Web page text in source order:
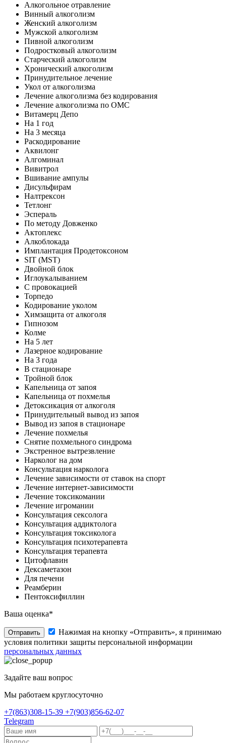
Алкогольное отравление
Винный алкоголизм
Женский алкоголизм
Мужской алкоголизм
Пивной алкоголизм
Подростковый алкоголизм
Старческий алкоголизм
Хронический алкоголизм
Принудительное лечение
Укол от алкоголизма
Лечение алкоголизма без кодирования
Лечение алкоголизма по ОМС
Витамерц Депо
На 1 год
На 3 месяца
Раскодирование
Аквилонг
Алгоминал
Вивитрол
Вшивание ампулы
Дисульфирам
Налтрексон
Тетлонг
Эспераль
По методу Довженко
Актоплекс
Алкоблокада
Имплантация Продетоксоном
SIT (MST)
Двойной блок
Иглоукалыванием
С провокацией
Торпедо
Кодирование уколом
Химзащита от алкоголя
Гипнозом
Колме
На 5 лет
Лазерное кодирование
На 3 года
В стационаре
Тройной блок
Капельница от запоя
Капельница от похмелья
Детоксикация от алкоголя
Принудительный вывод из запоя
Вывод из запоя в стационаре
Лечение похмелья
Снятие похмельного синдрома
Экстренное вытрезвление
Нарколог на дом
Консультация нарколога
Лечение зависимости от ставок на спорт
Лечение интернет-зависимости
Лечение токсикомании
Лечение игромании
Консультация сексолога
Консультация аддиктолога
Консультация токсиколога
Консультация психотерапевта
Консультация терапевта
Цитофлавин
Дексаметазон
Для печени
Реамберин
Пентоксифиллин
Ваша оценка*
Отправить
Нажимая на кнопку «Отправить», я принимаю
условия политики защиты персональной информации
персональных данных
Задайте ваш вопрос
Мы работаем круглосуточно
+7(863)308-15-39 +7(903)856-62-07
Telegram